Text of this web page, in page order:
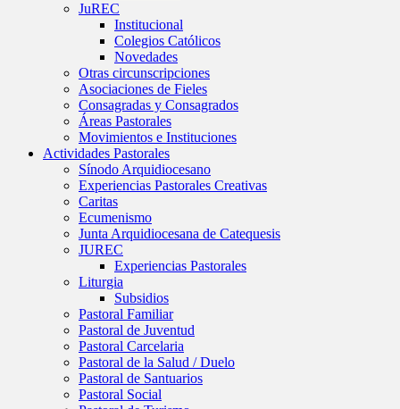
JuREC
Institucional
Colegios Católicos
Novedades
Otras circunscripciones
Asociaciones de Fieles
Consagradas y Consagrados
Áreas Pastorales
Movimientos e Instituciones
Actividades Pastorales
Sínodo Arquidiocesano
Experiencias Pastorales Creativas
Caritas
Ecumenismo
Junta Arquidiocesana de Catequesis
JUREC
Experiencias Pastorales
Liturgia
Subsidios
Pastoral Familiar
Pastoral de Juventud
Pastoral Carcelaria
Pastoral de la Salud / Duelo
Pastoral de Santuarios
Pastoral Social